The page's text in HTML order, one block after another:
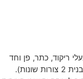
ריקוד, כתר, פן וחד